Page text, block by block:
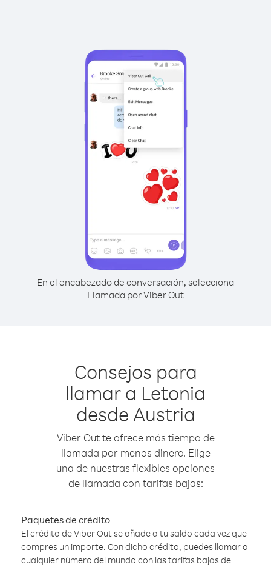
En el encabezado de conversación, selecciona
Llamada por Viber Out
Consejos para
llamar a Letonia
desde Austria
Viber Out te ofrece más tiempo de
llamada por menos dinero. Elige
una de nuestras flexibles opciones
de llamada con tarifas bajas:
Paquetes de crédito
El crédito de Viber Out se añade a tu saldo cada vez que
compres un importe. Con dicho crédito, puedes llamar a
cualquier número del mundo con las tarifas bajas de